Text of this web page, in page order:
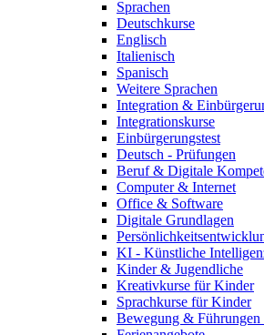
Sprachen
Deutschkurse
Englisch
Italienisch
Spanisch
Weitere Sprachen
Integration &
Integrationskurse
Einbürgerungstest
Deutsch - Prüfungen
Beruf & Digitale
Computer & Internet
Office & Software
Digitale Grundlagen
KI - Künstliche
Kinder & Jugendliche
Kreativkurse für Kinder
Sprachkurse für Kinder
Bewegung &